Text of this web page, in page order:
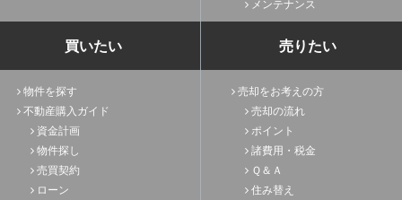
メンテナンス
買いたい
物件を探す
不動産購入ガイド
資金計画
物件探し
売買契約
ローン
売りたい
売却をお考えの方
売却の流れ
ポイント
諸費用・税金
Ｑ＆Ａ
住み替え